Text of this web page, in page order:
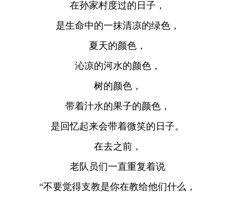
在孙家村度过的日子，
是生命中的一抹清凉的绿色，
夏天的颜色，
沁凉的河水的颜色，
树的颜色，
带着汁水的果子的颜色，
是回忆起来会带着微笑的日子。
在去之前，
老队员们一直重复着说
“不要觉得支教是你在教给他们什么，